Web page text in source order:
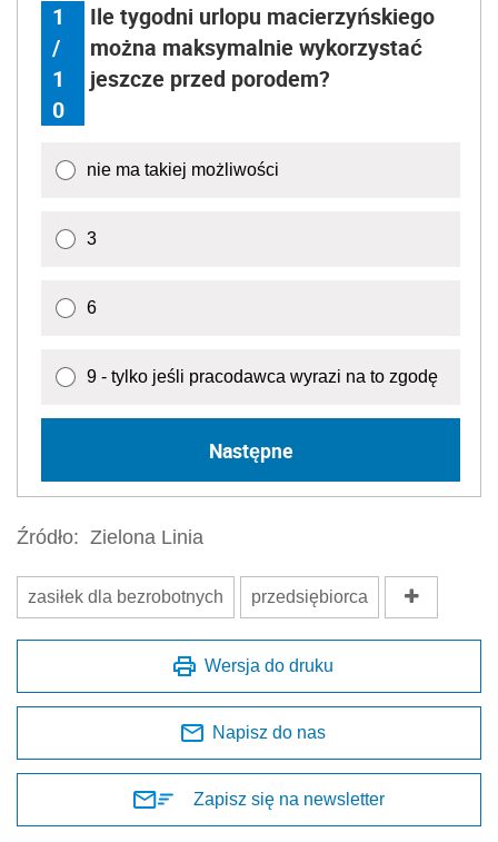
1
/
1
0
Ile tygodni urlopu macierzyńskiego
można maksymalnie wykorzystać
jeszcze przed porodem?
nie ma takiej możliwości
3
6
9 - tylko jeśli pracodawca wyrazi na to zgodę
Następne
Źródło: Zielona Linia
zasiłek dla bezrobotnych przedsiębiorca
Wersja do druku
Napisz do nas
Zapisz się na newsletter